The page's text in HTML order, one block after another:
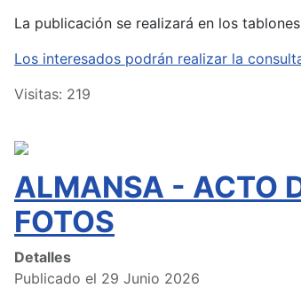
La publicación se realizará en los
Los interesados podrán realizar la
Visitas: 219
ALMANSA - ACTO
FOTOS
Detalles
Publicado el 29 Junio 2026